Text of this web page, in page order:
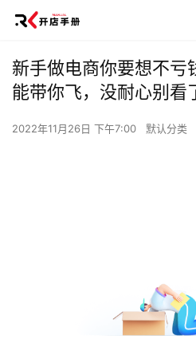
新手做电商你要想不亏
能带你飞，没耐心别看
2022年11月26日 下午7:00 默认分类